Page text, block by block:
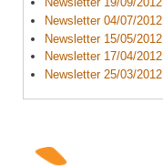
Newsletter 04/07/2012
Newsletter 15/05/2012
Newsletter 17/04/2012
Newsletter 25/03/2012